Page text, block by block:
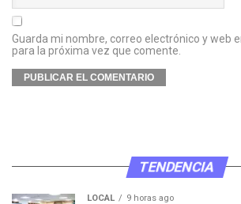
Guarda mi nombre, correo electrónico y web
para la próxima vez que comente.
TENDENCIA
LOCAL 9 horas ago